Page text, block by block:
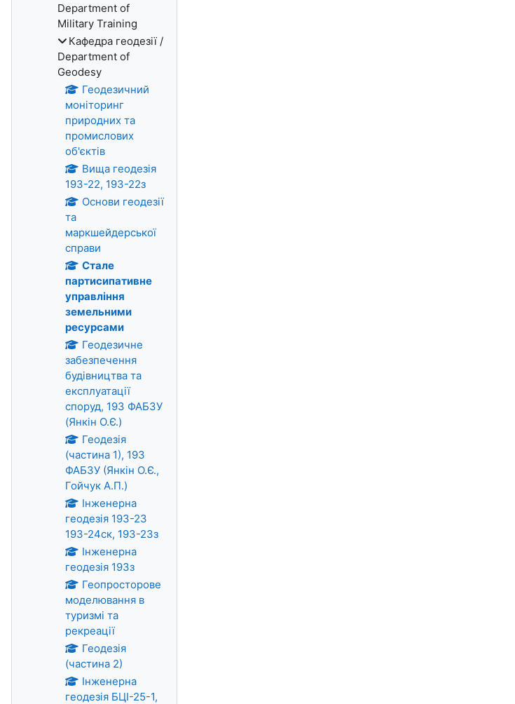
Department of
Military Training
Кафедра геодезії /
Department of
Geodesy
Геодезичний
моніторинг
природних та
промислових
об'єктів
Вища геодезія
193-22, 193-22з
Основи геодезії
та
маркшейдерської
справи
Стале
партисипативне
управління
земельними
ресурсами
Геодезичне
забезпечення
будівництва та
експлуатації
споруд, 193 ФАБЗУ
(Янкін О.Є.)
Геодезія
(частина 1), 193
ФАБЗУ (Янкін О.Є.,
Гойчук А.П.)
Інженерна
геодезія 193-23
193-24ск, 193-23з
Інженерна
геодезія 193з
Геопросторове
моделювання в
туризмі та
рекреації
Геодезія
(частина 2)
Інженерна
геодезія БЦІ-25-1,